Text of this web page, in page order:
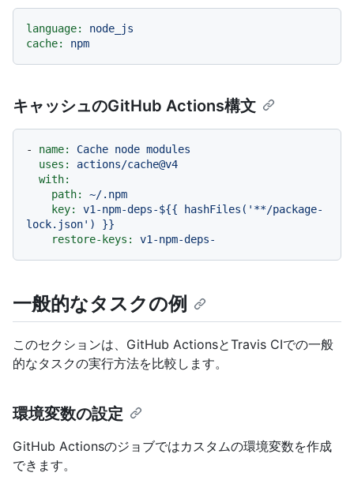
language:
node_js
cache:
npm
キャッシュのGitHub Actions構文
- name: Cache node modules
uses:
actions/cache@v4
with:
path:
~/.npm
key:
v1-npm-deps-${{
hashFiles('**/package-
lock.json')
}}
restore-keys:
v1-npm-deps-
一般的なタスクの例
このセクションは、GitHub ActionsとTravis CIでの一般
的なタスクの実行方法を比較します。
環境変数の設定
GitHub Actionsのジョブではカスタムの環境変数を作成
できます。